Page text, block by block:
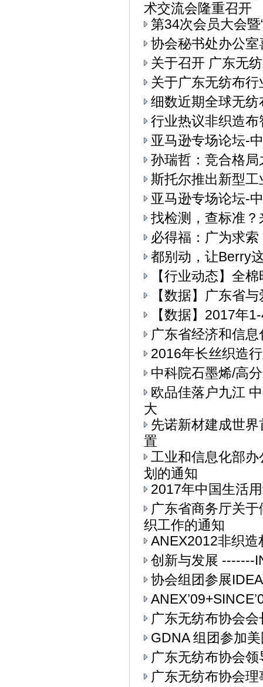
术交流会隆重召开
第34次会员大会
协会秘书处办公室
关于召开 广东无
关于广东无纺布
细数近期全球无
行业热议非织造布
亚马逊专场论坛-
孙瑞哲：竞合格
斯托尔推出新型
亚马逊专场论坛-
找检测，查标准
必得福：广为求
都别动，让Berry
【行业动态】全
【数据】广东省
【数据】2017年
广东省经济和信
2016年长丝织造
中科院石墨烯/高
欧品佳落户九江
大
先诺新材建成世
置
工业和信息化部办
划的通知
2017年中国生活
广东省商务厅关
织工作的通知
ANEX2012非织
创新与发展 -------
协会组团参展
广东无纺布协会
GDNA 组团参加
广东无纺布协会
广东无纺布协会